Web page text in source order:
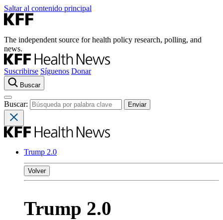
Saltar al contenido principal
The independent source for health policy research, polling, and
news.
Suscribirse Síguenos Donar
Buscar
Buscar:
Trump 2.0
Volver
Trump 2.0